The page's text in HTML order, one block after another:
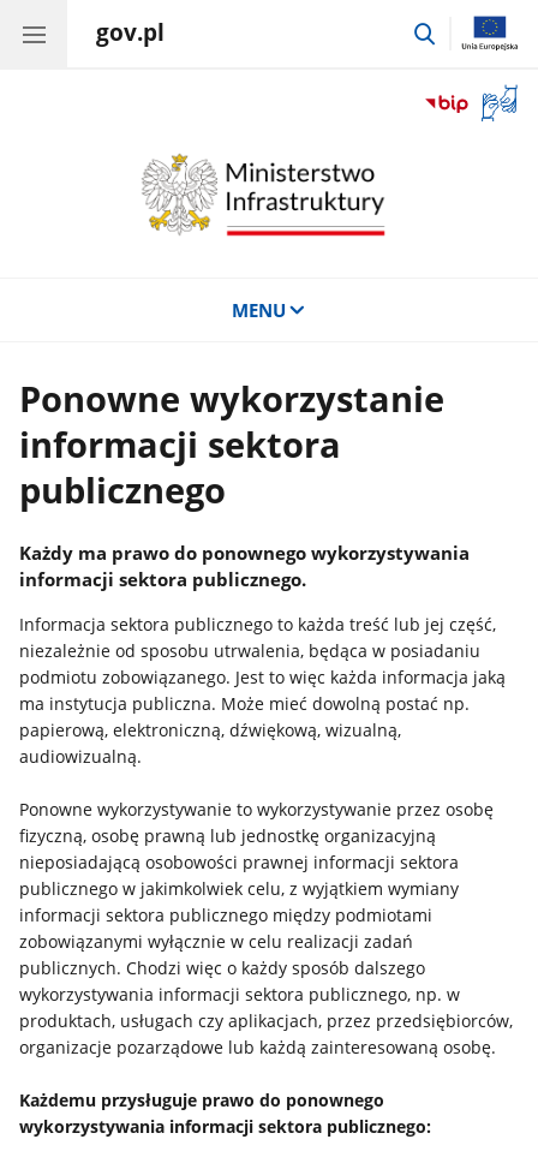
gov.pl
przejdź
okno
MENU
Ponowne wykorzystanie
informacji sektora
publicznego
Każdy ma prawo do ponownego wykorzystywania
informacji sektora publicznego.
Informacja sektora publicznego to każda treść lub jej część,
niezależnie od sposobu utrwalenia, będąca w posiadaniu
podmiotu zobowiązanego. Jest to więc każda informacja jaką
ma instytucja publiczna. Może mieć dowolną postać np.
papierową, elektroniczną, dźwiękową, wizualną,
audiowizualną.
Ponowne wykorzystywanie to wykorzystywanie przez osobę
fizyczną, osobę prawną lub jednostkę organizacyjną
nieposiadającą osobowości prawnej informacji sektora
publicznego w jakimkolwiek celu, z wyjątkiem wymiany
informacji sektora publicznego między podmiotami
zobowiązanymi wyłącznie w celu realizacji zadań
publicznych. Chodzi więc o każdy sposób dalszego
wykorzystywania informacji sektora publicznego, np. w
produktach, usługach czy aplikacjach, przez przedsiębiorców,
organizacje pozarządowe lub każdą zainteresowaną osobę.
Każdemu przysługuje prawo do ponownego
wykorzystywania informacji sektora publicznego: